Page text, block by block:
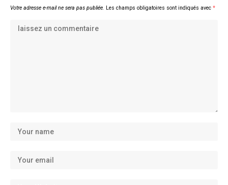
Votre adresse e-mail ne sera pas publiée. Les champs obligatoires sont indiqués avec *